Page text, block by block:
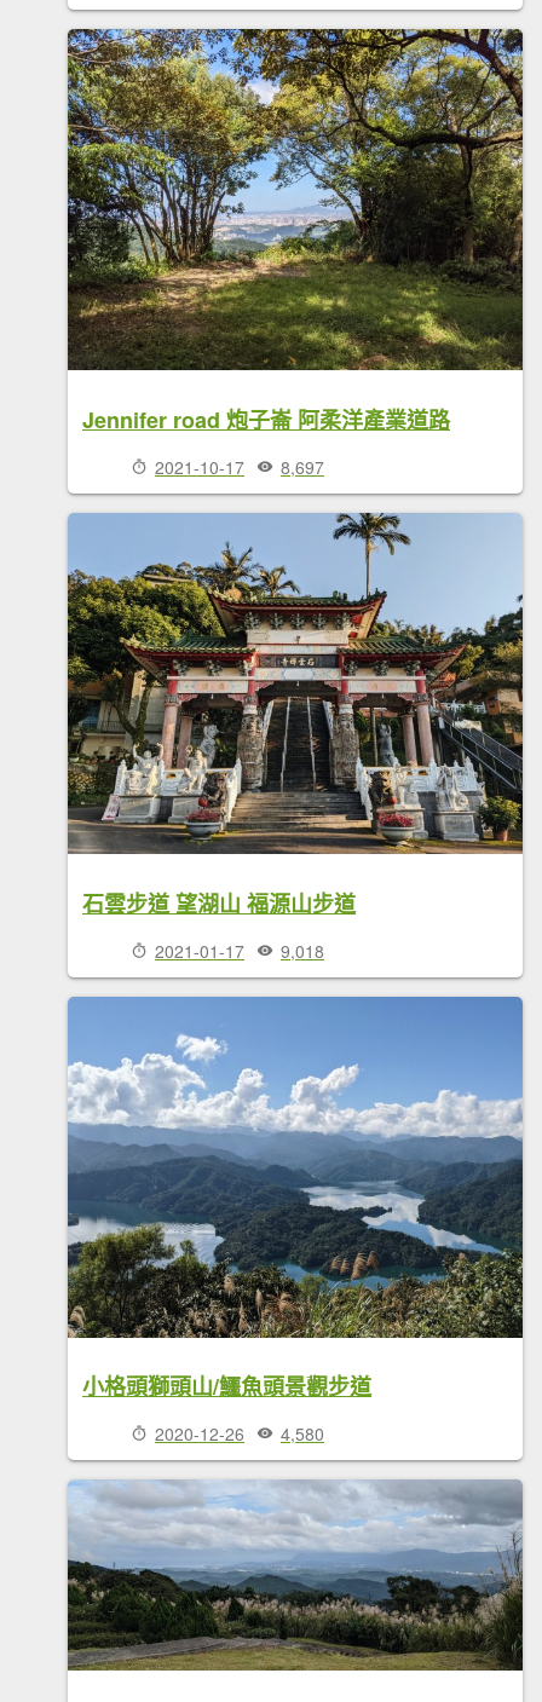
Jennifer road 炮子崙 阿柔洋產業道路
2021-10-17 8,697
石雲步道 望湖山 福源山步道
2021-01-17 9,018
小格頭獅頭山/鱷魚頭景觀步道
2020-12-26 4,580